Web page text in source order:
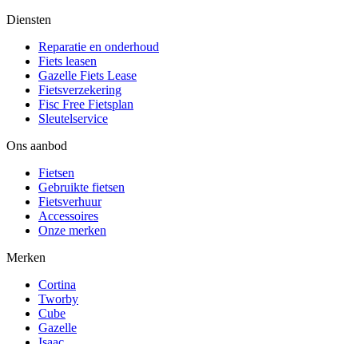
Diensten
Reparatie en onderhoud
Fiets leasen
Gazelle Fiets Lease
Fietsverzekering
Fisc Free Fietsplan
Sleutelservice
Ons aanbod
Fietsen
Gebruikte fietsen
Fietsverhuur
Accessoires
Onze merken
Merken
Cortina
Tworby
Cube
Gazelle